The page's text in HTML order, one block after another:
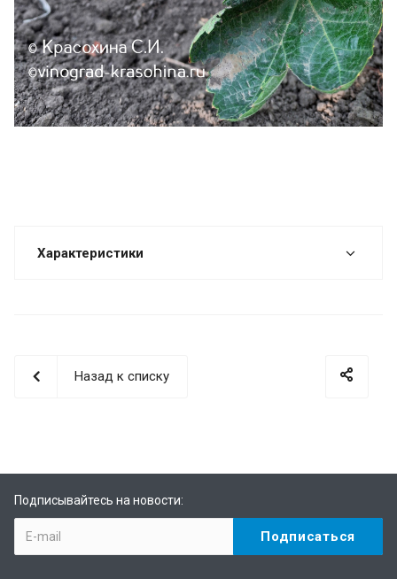
Характеристики
Назад к списку
Подписывайтесь на новости: